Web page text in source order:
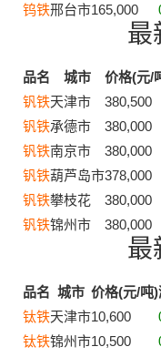
钨铁邢台市165,000
最
品名 城市 价格(元/
钒铁天津市 380,500
钒铁承德市 380,000
钒铁南京市 380,000
钒铁葫芦岛市378,000
钒铁攀枝花 380,000
钒铁锦州市 380,000
最
品名 城市 价格(元/吨)
钛铁天津市10,600
钛铁锦州市10,500